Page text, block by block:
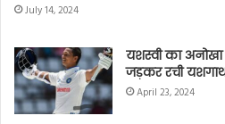
July 14, 2024
यशस्वी का अनोखा
जड़कर रची
April 23, 2024